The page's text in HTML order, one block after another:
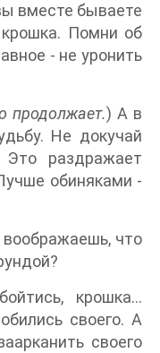
вместе бываете
крошка. Помни об
- не уронить
продолжает.) А в
Не докучай
раздражает
обиняками -
что
крошка...
своего. А
своего